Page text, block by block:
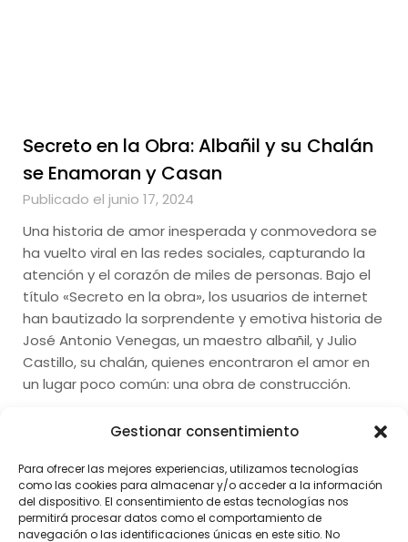
Secreto en la Obra: Albañil y su Chalán
se Enamoran y Casan
Publicado el junio 17, 2024
Una historia de amor inesperada y conmovedora se
ha vuelto viral en las redes sociales, capturando la
atención y el corazón de miles de personas. Bajo el
título «Secreto en la obra», los usuarios de internet
han bautizado la sorprendente y emotiva historia de
José Antonio Venegas, un maestro albañil, y Julio
Castillo, su chalán, quienes encontraron el amor en
un lugar poco común: una obra de construcción.
Gestionar consentimiento
Para ofrecer las mejores experiencias, utilizamos tecnologías
como las cookies para almacenar y/o acceder a la información
del dispositivo. El consentimiento de estas tecnologías nos
permitirá procesar datos como el comportamiento de
navegación o las identificaciones únicas en este sitio. No